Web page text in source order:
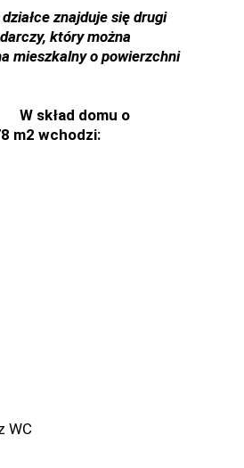
znajduje się drugi
który można
mieszkalny o powierzchni
W skład domu o
m2 wchodzi:
WC